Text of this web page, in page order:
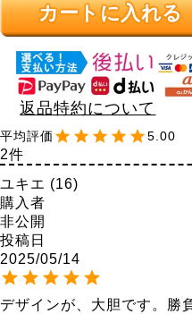
カートに入れる
返品特約について
5.00
2
ユキエ
16
購入者
非公開
投稿日
2025/05/14
デザインが、大胆です。勝